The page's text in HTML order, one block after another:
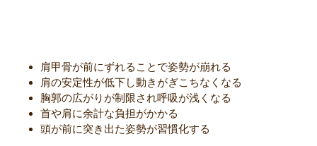
肩甲骨が前にずれることで姿勢が崩れる
肩の安定性が低下し動きがぎこちなくなる
胸郭の広がりが制限され呼吸が浅くなる
首や肩に余計な負担がかかる
頭が前に突き出た姿勢が習慣化する